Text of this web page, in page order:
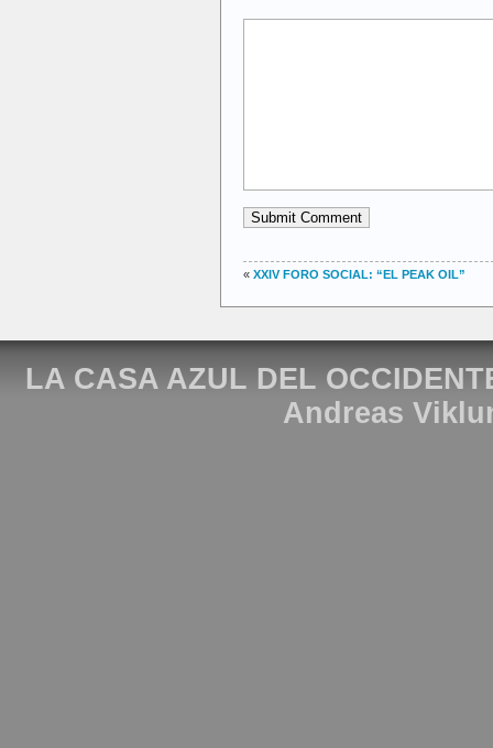
« XXIV FORO SOCIAL: “EL PEAK OIL”
LA CASA AZUL DEL
Andreas